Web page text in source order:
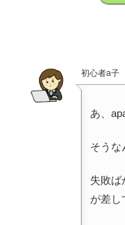
初心者a子
あ、
そうな
失敗ば
が差し